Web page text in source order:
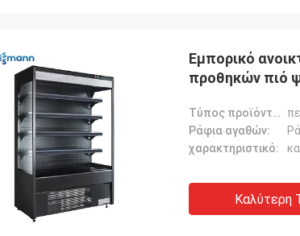
Εμπορικό
προθηκών πιό
Τύπος προϊόντος:
Ράφια αγαθών:
χαρακτηριστικό:
Καλύτερη